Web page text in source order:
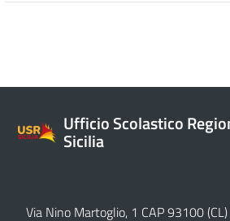
Ufficio Scolastico
Sicilia
Via Nino Martoglio, 1 CAP 93100 (CL)